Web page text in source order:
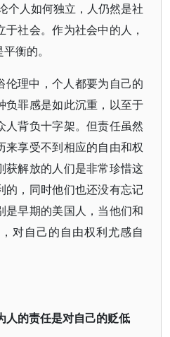
个人如何独立，人仍然是社
社会。作为社会中的人，
衡的。
伦理中，个人都要为自己的
负罪感是如此沉重，以至于
人背负十字架。但责任虽然
来享受不到相应的自由和权
获解放的人们是非常珍惜这
的，同时他们也还没有忘记
是早期的美国人，当他们和
对自己的自由权利尤感自
人的责任是对自己的贬低